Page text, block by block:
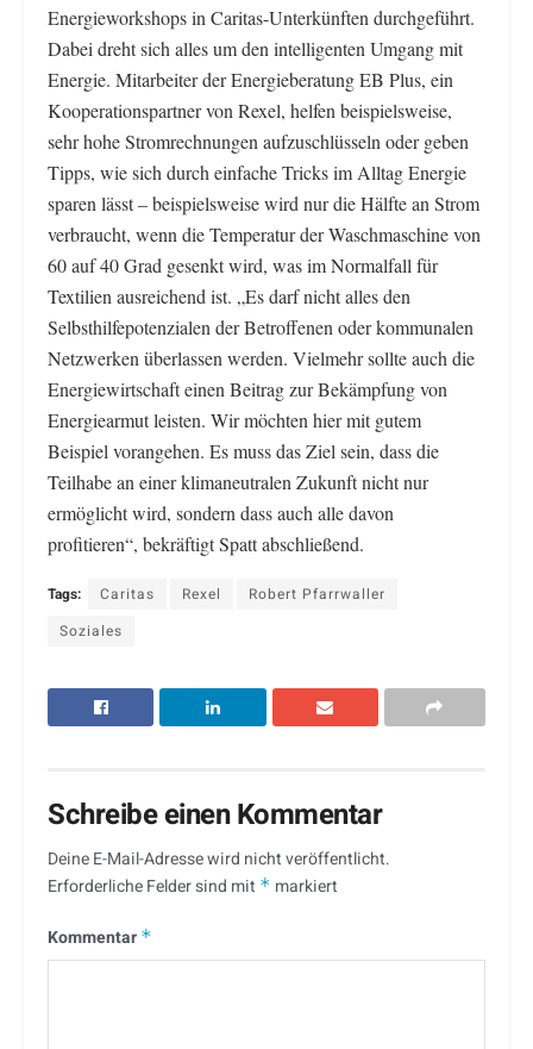
Energieworkshops in Caritas-Unterkünften durchgeführt.
Dabei dreht sich alles um den intelligenten Umgang mit
Energie. Mitarbeiter der Energieberatung EB Plus, ein
Kooperationspartner von Rexel, helfen beispielsweise,
sehr hohe Stromrechnungen aufzuschlüsseln oder geben
Tipps, wie sich durch einfache Tricks im Alltag Energie
sparen lässt – beispielsweise wird nur die Hälfte an Strom
verbraucht, wenn die Temperatur der Waschmaschine von
60 auf 40 Grad gesenkt wird, was im Normalfall für
Textilien ausreichend ist. „Es darf nicht alles den
Selbsthilfepotenzialen der Betroffenen oder kommunalen
Netzwerken überlassen werden. Vielmehr sollte auch die
Energiewirtschaft einen Beitrag zur Bekämpfung von
Energiearmut leisten. Wir möchten hier mit gutem
Beispiel vorangehen. Es muss das Ziel sein, dass die
Teilhabe an einer klimaneutralen Zukunft nicht nur
ermöglicht wird, sondern dass auch alle davon
profitieren“, bekräftigt Spatt abschließend.
Tags: Caritas Rexel
Robert Pfarrwaller
Soziales
Schreibe einen Kommentar
Deine E-Mail-Adresse wird nicht veröffentlicht.
Erforderliche Felder sind mit * markiert
Kommentar *